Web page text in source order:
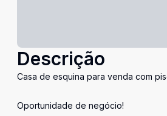
Descrição
Casa de esquina para venda com
Oportunidade de negócio!